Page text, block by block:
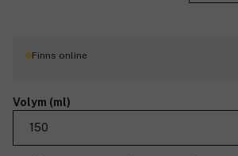
Finns online
Volym (ml)
150